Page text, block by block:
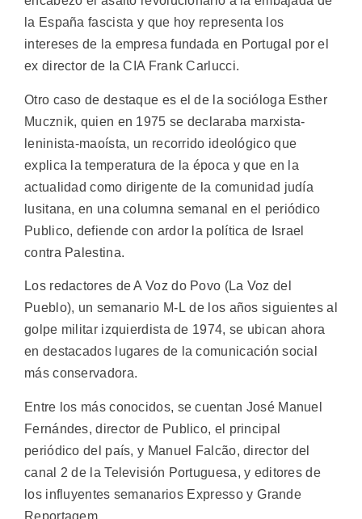
la España fascista y que hoy representa los
intereses de la empresa fundada en Portugal por el
ex director de la CIA Frank Carlucci.
Otro caso de destaque es el de la socióloga Esther
Mucznik, quien en 1975 se declaraba marxista-
leninista-maoísta, un recorrido ideológico que
explica la temperatura de la época y que en la
actualidad como dirigente de la comunidad judía
lusitana, en una columna semanal en el periódico
Publico, defiende con ardor la política de Israel
contra Palestina.
Los redactores de A Voz do Povo (La Voz del
Pueblo), un semanario M-L de los años siguientes al
golpe militar izquierdista de 1974, se ubican ahora
en destacados lugares de la comunicación social
más conservadora.
Entre los más conocidos, se cuentan José Manuel
Fernándes, director de Publico, el principal
periódico del país, y Manuel Falcão, director del
canal 2 de la Televisión Portuguesa, y editores de
los influyentes semanarios Expresso y Grande
Reportagem.